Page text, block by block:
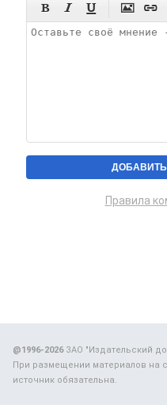
    
Правила
@1996-2026ЗАО "Издательский
При размещении материалов на
источник обязательна.